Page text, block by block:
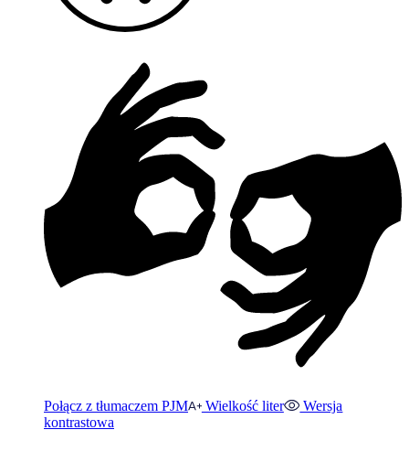
Połącz z tłumaczem PJM Wielkość liter
Wersja
kontrastowa